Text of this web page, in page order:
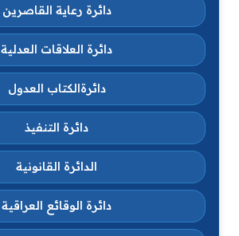
دائرة رعاية القاصرين
دائرة العلاقات العدلية
دائرةالكتاب العدول
دائرة التنفيذ
الدائرة القانونية
دائرة الوقائع العراقية